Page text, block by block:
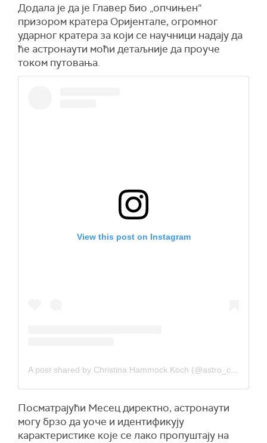
Додала је да је Главер био „опчињен“
призором кратера Оријентале, огромног
ударног кратера за који се научници надају да
ће астронаути моћи детаљније да проуче
током путовања.
View this post on Instagram
Посматрајући Месец директно, астронаути
могу брзо да уоче и идентификују
карактеристике које се лако пропуштају на